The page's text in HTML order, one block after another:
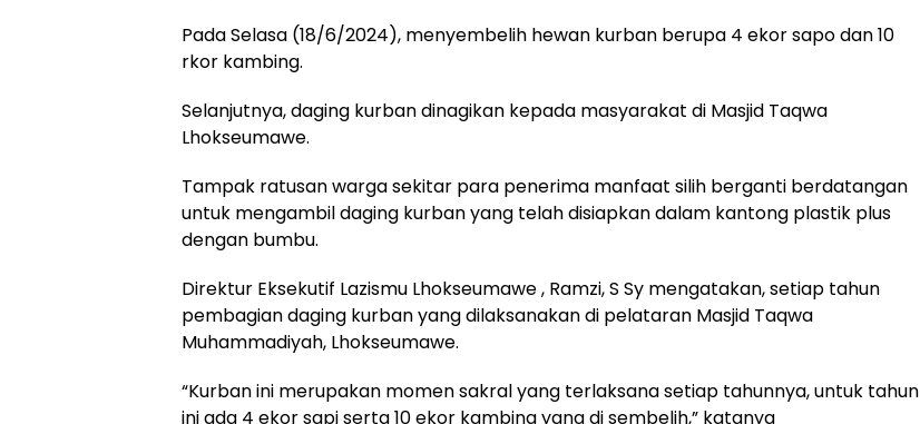
Pada Selasa (18/6/2024), menyembelih hewan kurban berupa 4 ekor sapo dan 10
rkor kambing.
Selanjutnya, daging kurban dinagikan kepada masyarakat di Masjid Taqwa
Lhokseumawe.
Tampak ratusan warga sekitar para penerima manfaat silih berganti berdatangan
untuk mengambil daging kurban yang telah disiapkan dalam kantong plastik plus
dengan bumbu.
Direktur Eksekutif Lazismu Lhokseumawe , Ramzi, S Sy mengatakan, setiap tahun
pembagian daging kurban yang dilaksanakan di pelataran Masjid Taqwa
Muhammadiyah, Lhokseumawe.
“Kurban ini merupakan momen sakral yang terlaksana setiap tahunnya, untuk tahun
ini ada 4 ekor sapi serta 10 ekor kambing yang di sembelih,” katanya